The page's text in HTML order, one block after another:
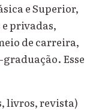
e Superior,
privadas,
de carreira,
Esse
livros, revista)